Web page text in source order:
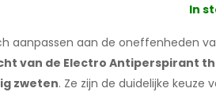
In
aanpassen aan de oneffenheden
van de Electro Antiperspirant
zweten. Ze zijn de duidelijke keuze